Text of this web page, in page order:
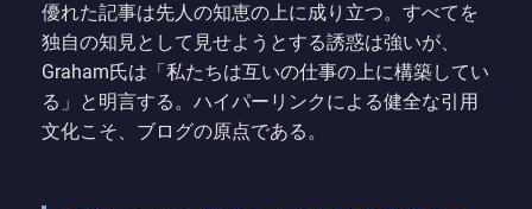
優れた記事は先人の知恵の上に成り立つ。すべてを
独自の知見として見せようとする誘惑は強いが、
Graham氏は「私たちは互いの仕事の上に構築してい
る」と明言する。ハイパーリンクによる健全な引用
文化こそ、ブログの原点である。